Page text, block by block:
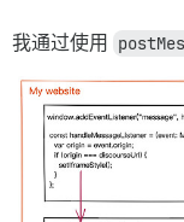
我通过使用